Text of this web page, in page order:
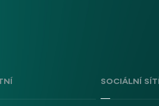
SOCIÁLNÍ